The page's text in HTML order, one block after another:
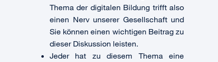
Thema der digitalen Bildung trifft also
einen Nerv unserer Gesellschaft und
Sie können einen wichtigen Beitrag zu
dieser Diskussion leisten.
Jeder hat zu diesem Thema eine